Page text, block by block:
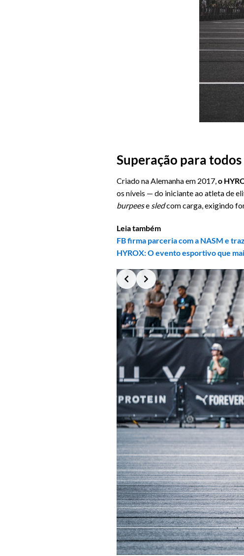
Superação para
Criado na Alemanha em 2017,o
os níveis — do iniciante ao atleta de
burpeese sledcom carga, exigindo
Leia também
FB firma parceria com a NASM e
HYROX: O evento esportivo que